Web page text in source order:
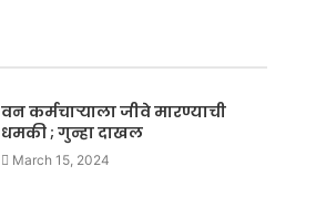
वन कर्मचाऱ्याला जीवे मारण्याची
धमकी ; गुन्हा दाखल
March 15, 2024